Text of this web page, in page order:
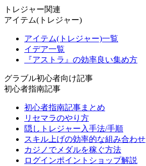
トレジャー関連
アイテム(トレジャー)
アイテム(トレジャー)一覧
イデア一覧
『アストラ』の効率良い集め方
グラブル初心者向け記事
初心者指南記事
初心者指南記事まとめ
リセマラのやり方
隠しトレジャー入手法/手順
スキル上げの効率的な組み合わせ
カジノでメダルを稼ぐ方法
ログインポイントショップ解説